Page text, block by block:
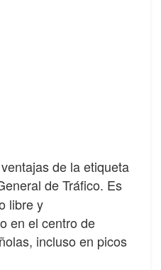
de la etiqueta
de Tráfico. Es
libre y
en el centro de
incluso en picos